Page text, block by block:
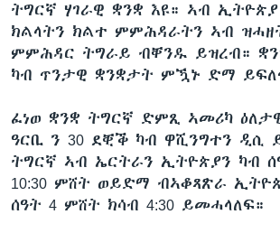
ትግርኛ ሃገራዊ ቋንቋ እዩ። ኣብ
ክልላትን ክልተ ምምሕዳራትን ኣብ
ምምሕዳር ትግራይ ብቐንዱ ይዝረብ።
ካብ ጥንታዊ ቋንቋታት ምዃኑ ድማ
ፈነወ ቋንቋ ትግርኛ ድምጺ ኣመሪካ
ዓርቢ ን 30 ደቒቕ ካብ ዋሺንግተን ዲሲ
ትግርኛ ኣብ ኤርትራን ኢትዮጵያን ካብ
10:30 ምሸት ወይድማ ብኣቆጻጽራ
ሰዓት 4 ምሸት ክሳብ 4:30 ይመሓላለፍ።